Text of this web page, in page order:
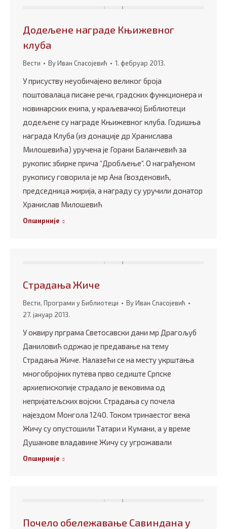
Додељене награде Књижевног
клуба
Вести ByИван Спасојевић 1. фебруар 2013.
У присуству неуобичајено великог броја
поштовалаца писане речи, градских функционера и
новинарских екипа, у краљевачкој Библиотеци
додељене су награде Књижевног клуба. Годишња
награда Клуба (из донације др Хранислава
Милошевића) уручена је Горани Баланчевић за
рукопис збирке прича “Дробљење“. О награђеном
рукопису говорила је мр Ана Гвозденовић,
председница жирија, а награду су уручили донатор
Хранислав Милошевић
Опширније
Страдања Жиче
Вести, Програми у Библиотеци ByИван Спасојевић
27. јануар 2013.
У оквиру прграма Светосавски дани мр Драгољуб
Даниловић одржао је предавање на тему
Страдања Жиче. Налазећи се на месту укрштања
многобројних путева прво седиште Српске
архиепископије страдало је вековима од
непријатељских војски. Страдања су почела
најездом Монгола 1240. Током тринаестог века
Жичу су опустошили Татари и Кумани, а у време
Душанове владавине Жичу су угрожавали
Опширније
Почело обележавање Савиндана у